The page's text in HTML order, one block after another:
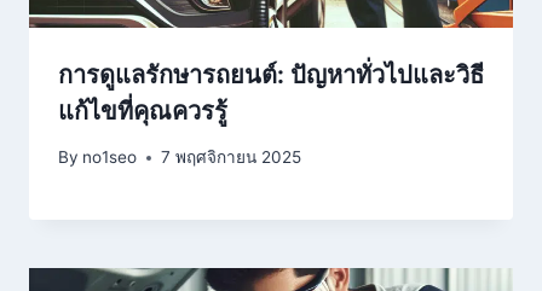
การดูแลรักษารถยนต์: ปัญหาทั่วไปและวิธี
แก้ไขที่คุณควรรู้
By no1seo 7 พฤศจิกายน 2025